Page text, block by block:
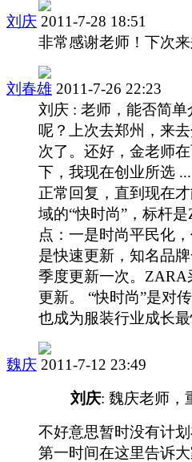
刘庆 2011-7-28 18:51
非常感谢老师！下次
刘春雄 2011-7-26 22:23
刘庆 : 老师，能否简单
呢？上次去郑州，来
次了。还好，金老师
下，我现在创业所选
正常回复，直到现在
域的“快时尚”，标杆
点：一是时尚平民化
是快速更新，知名品
季度更新一次。
更新。 “快时尚”是对
也成为服装行业成长
魏庆 2011-7-12 23:49
刘庆: 魏庆老师，
不好意思暂时没有计
第一时间在这里告诉